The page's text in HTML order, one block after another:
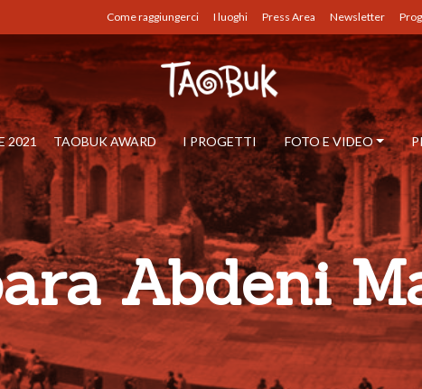
Come raggiungerci I luoghi Press Area Newsletter
2021 TAOBUK AWARD I PROGETTI FOTO E VIDEO
Abdeni